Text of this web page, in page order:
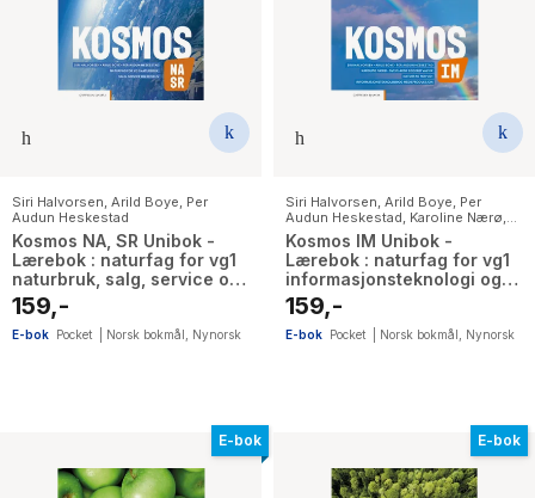
Siri Halvorsen, Arild Boye, Per
Audun Heskestad
Kosmos NA, SR Unibok -
Lærebok : naturfag for vg1
naturbruk, salg, service og
reiseliv
159,-
E-bok Pocket Norsk bokmål Nynorsk
Siri Halvorsen, Arild Boye, Per
Audun Heskestad, Karoline Nærø,
Svein Arne Eggebø Valvik
Kosmos IM Unibok -
Lærebok : naturfag for vg1
informasjonsteknologi og
medieproduksjon
159,-
E-bok Pocket Norsk bokmål Nynorsk
E-bok E-bok